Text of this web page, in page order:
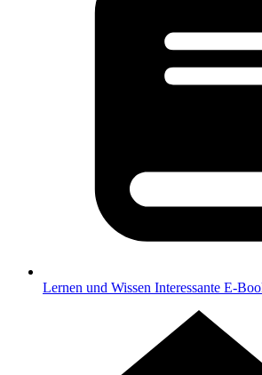
Lernen und Wissen Interessante E-